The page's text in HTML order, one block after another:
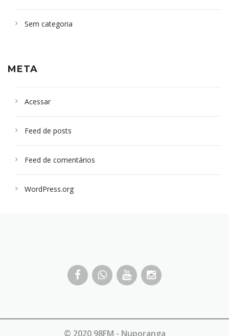
Sem categoria
META
Acessar
Feed de posts
Feed de comentários
WordPress.org
© 2020 98FM - Nuporanga